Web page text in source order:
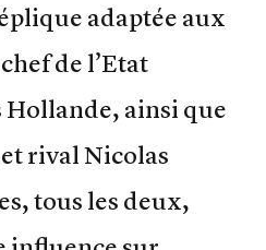
adaptée aux
de l’Etat
ainsi que
rival Nicolas
tous les deux,